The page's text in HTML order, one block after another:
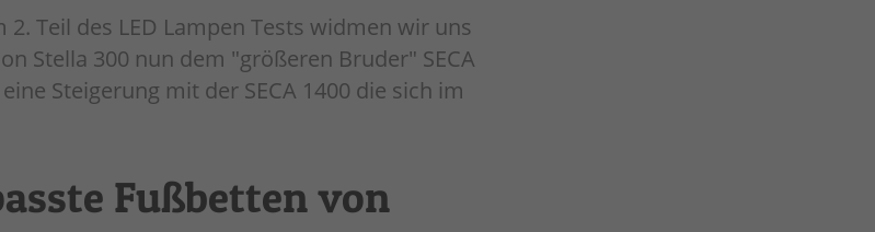
2. Teil des LED Lampen Tests widmen wir uns
Stella 300 nun dem "größeren Bruder" SECA
Steigerung mit der SECA 1400 die sich im
Fußbetten von